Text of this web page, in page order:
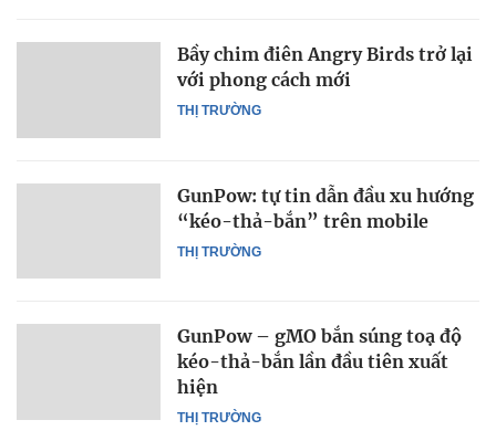
THỊ TRƯỜNG
Bầy chim điên Angry Birds trở lại
với phong cách mới
THỊ TRƯỜNG
GunPow: tự tin dẫn đầu xu hướng
“kéo-thả-bắn” trên mobile
THỊ TRƯỜNG
GunPow – gMO bắn súng toạ độ
kéo-thả-bắn lần đầu tiên xuất
hiện